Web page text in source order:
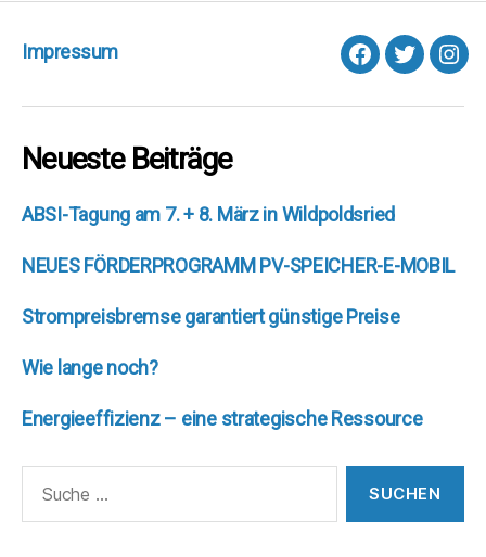
Impressum
facebook
Twitter
Neueste Beiträge
ABSI-Tagung am 7. + 8. März in Wildpoldsried
NEUES FÖRDERPROGRAMM PV-SPEICHER-E-MOBIL
Strompreisbremse garantiert günstige Preise
Wie lange noch?
Energieeffizienz – eine strategische Ressource
nach: